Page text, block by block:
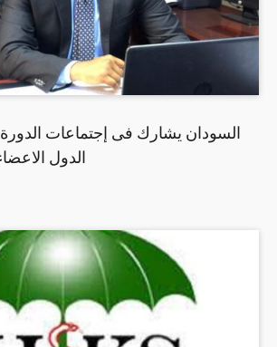
الدول